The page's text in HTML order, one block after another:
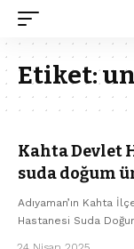
Etiket:
Kahta Devlet
suda doğum
Adıyaman’ın Kahta
Hastanesi Suda